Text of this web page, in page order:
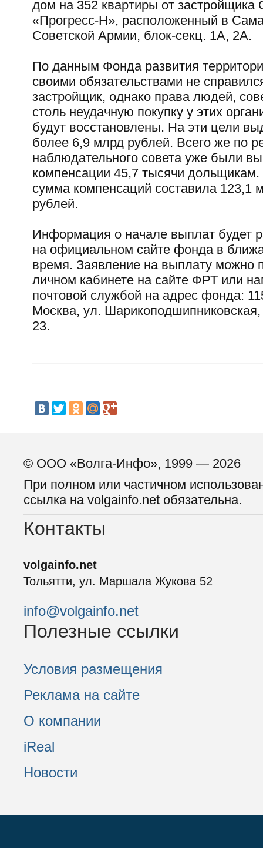
дом на 352 квартиры от
«Прогресс-Н», расположенный в
Советской Армии, блок-секц. 1А, 2А.
По данным Фонда развития
своими обязательствами не
застройщик, однако права людей,
столь неудачную покупку у этих
будут восстановлены. На эти цели
более 6,9 млрд рублей. Всего же по
наблюдательного совета уже были
компенсации 45,7 тысячи
сумма компенсаций составила 123,1
рублей.
Информация о начале выплат будет
на официальном сайте фонда в
время. Заявление на выплату можно
личном кабинете на сайте ФРТ или
почтовой службой на адрес фонда:
Москва, ул.
23.
© ООО «Волга-Инфо», 1999 — 2026
При полном или частичном
ссылка на volgainfo.net обязательна.
Контакты
volgainfo.net
Тольятти, ул. Маршала Жукова 52
info@volgainfo.net
Полезные ссылки
Условия размещения
Реклама на сайте
О компании
iReal
Новости